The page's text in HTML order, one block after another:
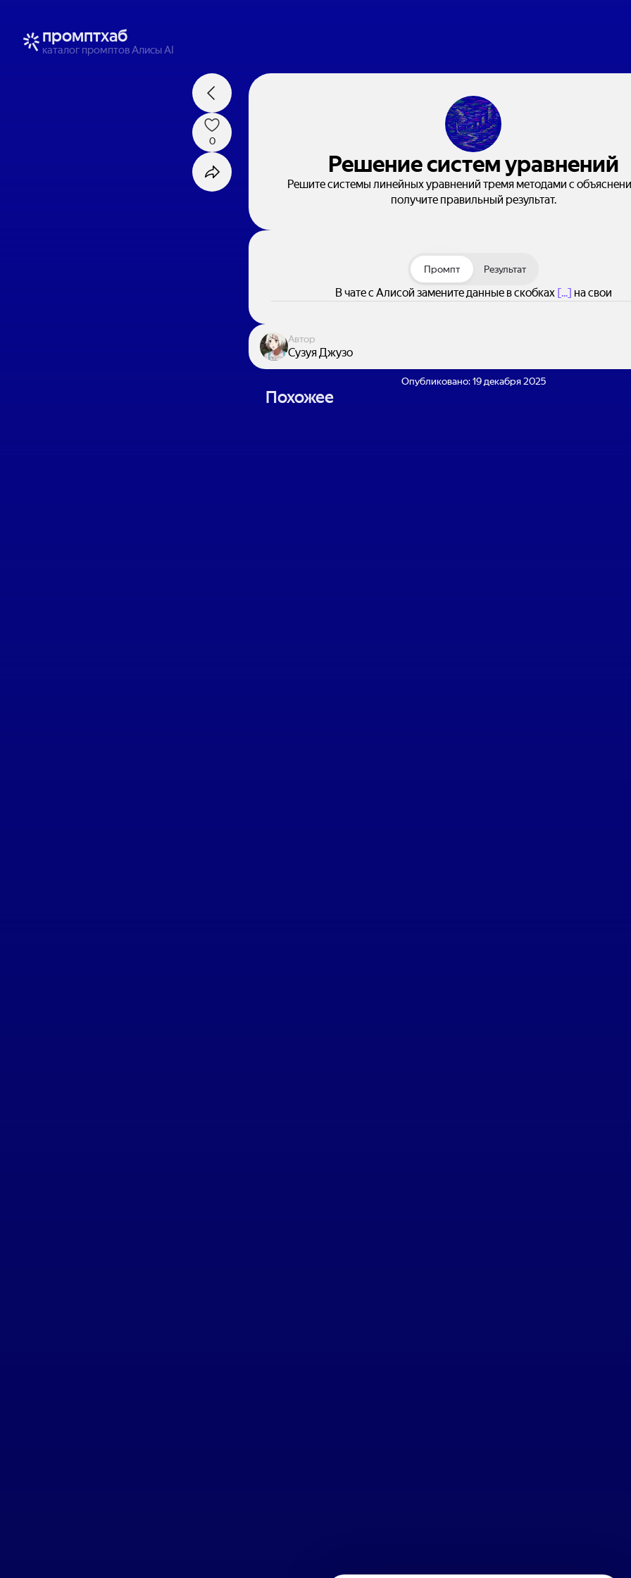
промптхаб
каталог промптов Алисы AI
Решение систем уравнений
Решите системы линейных уравнений тремя методами с
получите правильный результат.
0
Промпт Результат
В чате с Алисой замените данные в скобках [...] на свои
Автор
Сузуя Джузо
Опубликовано:19 декабря 2025
Похожее